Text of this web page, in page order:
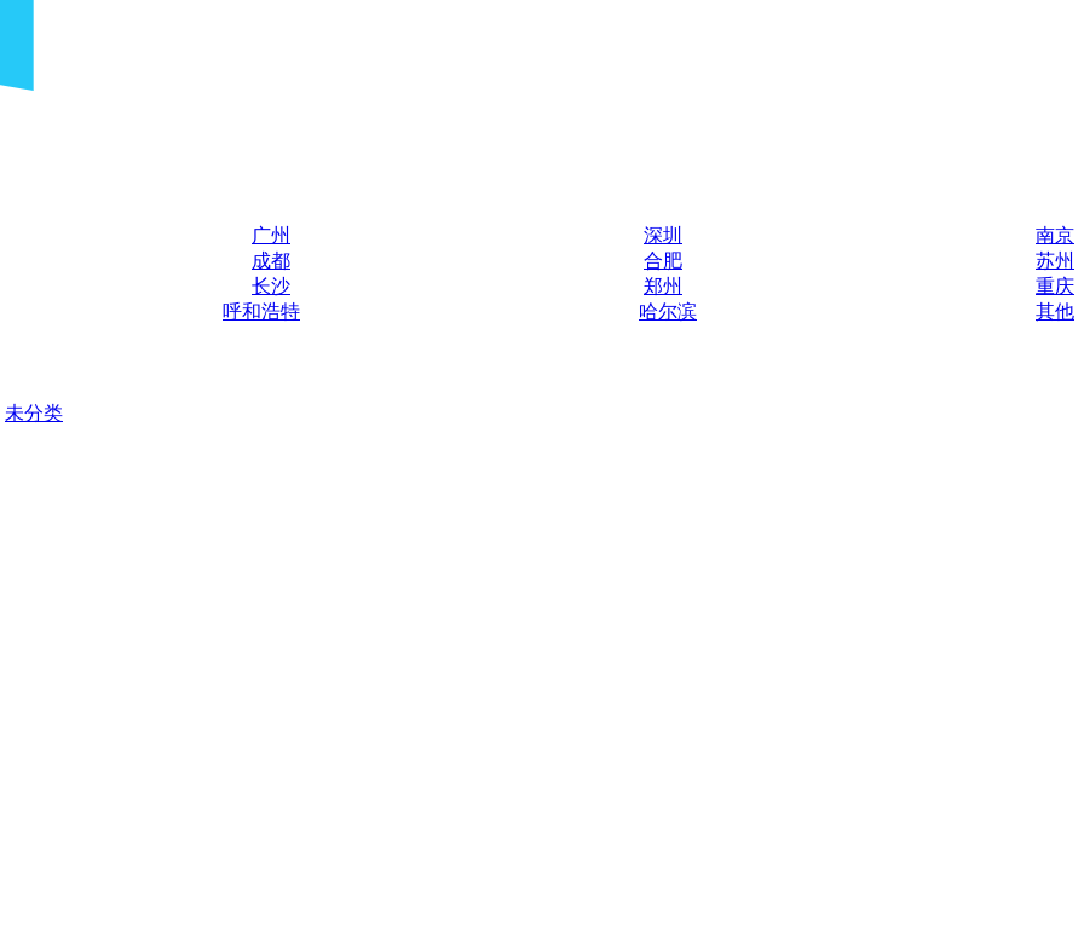
广州 深圳
南京
成都 合肥
苏州
长沙 郑州
重庆
呼和浩特 哈尔滨
其他
未分类